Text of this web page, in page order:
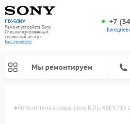
FIX-SONY
Ремонт устройств Sony
Специализированный
cервисный центр г.
Екатеринбург
+7
Мы ремонтируем
Ремонт телевизора Sony KDL-46EX715